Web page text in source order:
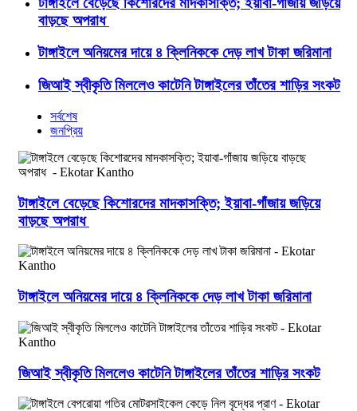
বাড়ছে অপরাধ
টাঙ্গাইলে অনিয়মের দায়ে ৪ ক্লিনিককে দেড় লাখ টাকা জরিমানা
জিআই স্বীকৃতি মিললেও কাটেনি টাঙ্গাইলের তাঁতের শাড়ির সংকট
সর্বশেষ
জনপ্রিয়
টাঙ্গাইলে বেড়েছে কিশোরদের মাদকাসক্তি; ইয়াবা-গাঁজায় জড়িয়ে
বাড়ছে অপরাধ
টাঙ্গাইলে অনিয়মের দায়ে ৪ ক্লিনিককে দেড় লাখ টাকা জরিমানা
জিআই স্বীকৃতি মিললেও কাটেনি টাঙ্গাইলের তাঁতের শাড়ির সংকট